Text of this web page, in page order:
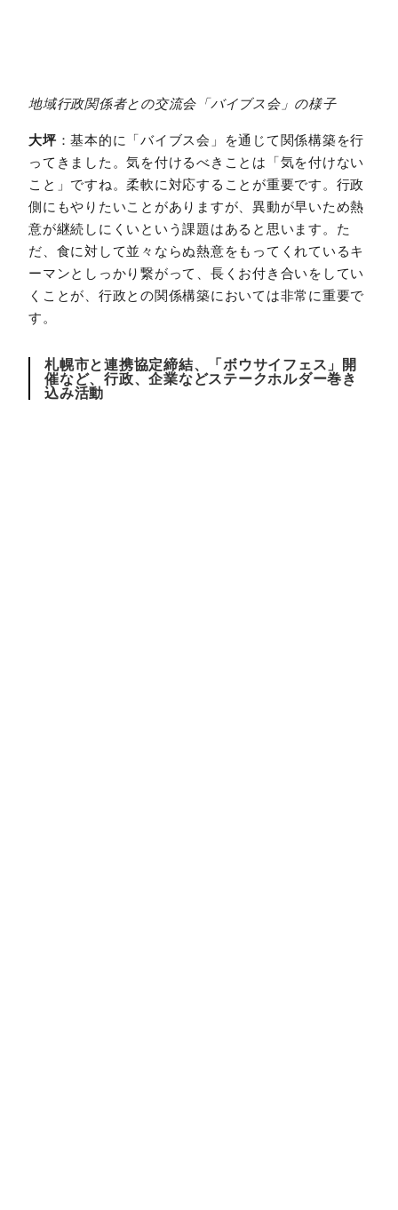
地域行政関係者との交流会「バイブス会」の様子
大坪 ：基本的に「バイブス会」を通じて関係構築を行
ってきました。気を付けるべきことは「気を付けない
こと」ですね。柔軟に対応することが重要です。行政
側にもやりたいことがありますが、異動が早いため熱
意が継続しにくいという課題はあると思います。た
だ、食に対して並々ならぬ熱意をもってくれているキ
ーマンとしっかり繋がって、長くお付き合いをしてい
くことが、行政との関係構築においては非常に重要で
す。
札幌市と連携協定締結、「ボウサイフェス」開
催など、行政、企業などステークホルダー巻き
込み活動